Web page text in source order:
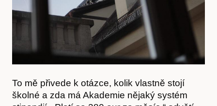
To mě přivede k otázce, kolik vlastně stojí
školné a zda má Akademie nějaký systém